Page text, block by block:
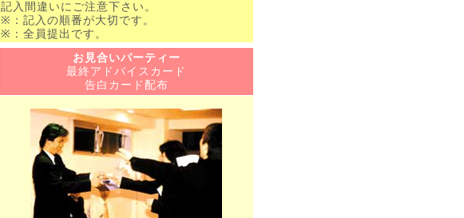
記入間違いにご注意下さい。
※：記入の順番が大切です。
※：全員提出です。
お見合いパーティー
最終アドバイスカード
告白カード配布